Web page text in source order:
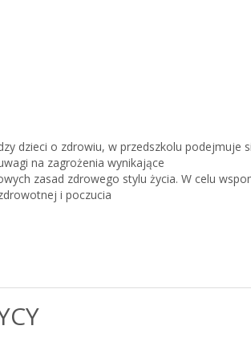
dzieci o zdrowiu, w przedszkolu podejmuje
na zagrożenia wynikające
zasad zdrowego stylu życia. W celu
i poczucia